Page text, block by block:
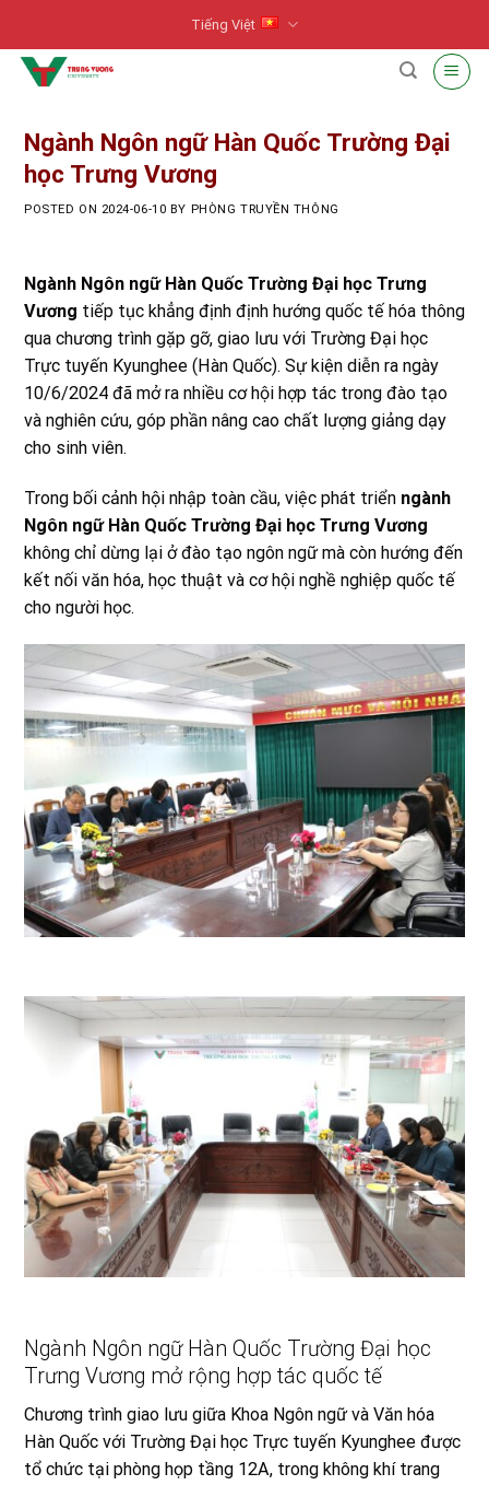
content
Tiếng Việt
Ngành Ngôn ngữ Hàn Quốc Trường Đại
học Trưng Vương
POSTED ON 2024-06-10 BY PHÒNG TRUYỀN THÔNG
Ngành Ngôn ngữ Hàn Quốc Trường Đại học Trưng
Vương tiếp tục khẳng định định hướng quốc tế hóa thông
qua chương trình gặp gỡ, giao lưu với Trường Đại học
Trực tuyến Kyunghee (Hàn Quốc). Sự kiện diễn ra ngày
10/6/2024 đã mở ra nhiều cơ hội hợp tác trong đào tạo
và nghiên cứu, góp phần nâng cao chất lượng giảng dạy
cho sinh viên.
Trong bối cảnh hội nhập toàn cầu, việc phát triển ngành
Ngôn ngữ Hàn Quốc Trường Đại học Trưng Vương
không chỉ dừng lại ở đào tạo ngôn ngữ mà còn hướng đến
kết nối văn hóa, học thuật và cơ hội nghề nghiệp quốc tế
cho người học.
Ngành Ngôn ngữ Hàn Quốc Trường Đại học
Trưng Vương mở rộng hợp tác quốc tế
Chương trình giao lưu giữa Khoa Ngôn ngữ và Văn hóa
Hàn Quốc với Trường Đại học Trực tuyến Kyunghee được
tổ chức tại phòng họp tầng 12A, trong không khí trang